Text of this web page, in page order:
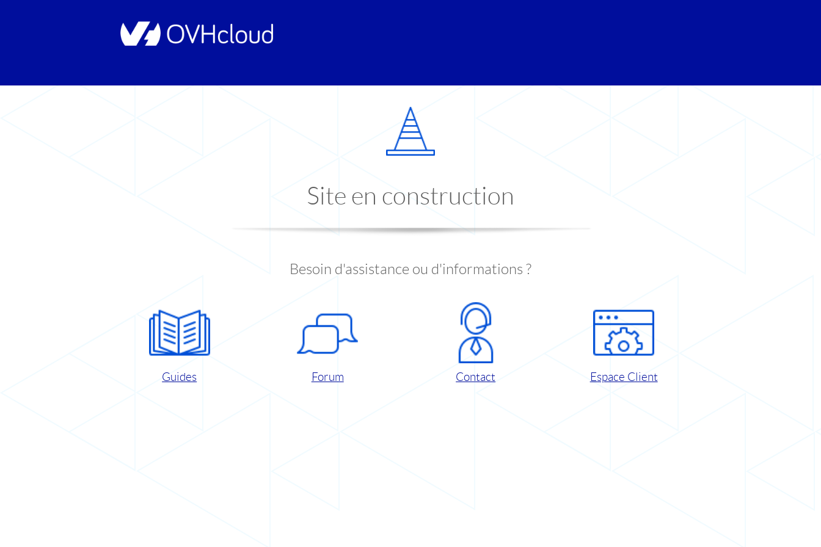
Site en construction
Besoin d'assistance ou d'informations ?
Guides Forum Contact Espace Client